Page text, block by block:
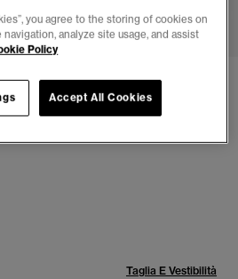
vestibilità comoda Japan
Taglia E Vestibilità
you agree to the storing of cookies on
analyze site usage, and assist
Policy
Accept All Cookies